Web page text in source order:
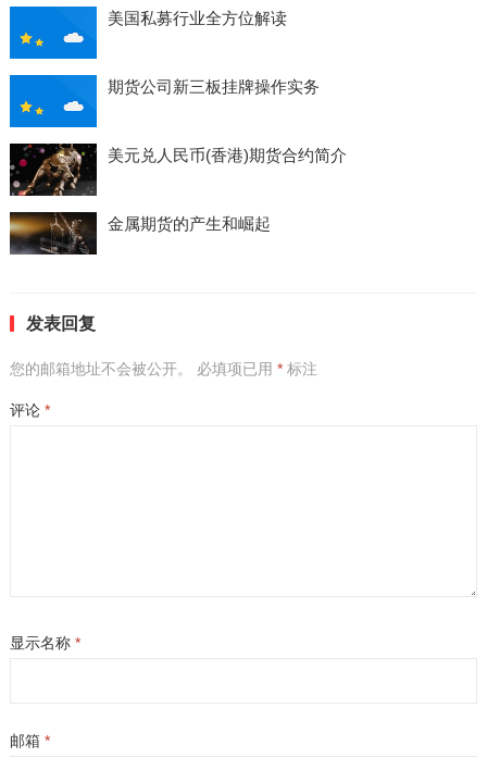
美国私募行业全方位解读
期货公司新三板挂牌操作实务
美元兑人民币(香港)期货合约简介
金属期货的产生和崛起
发表回复
您的邮箱地址不会被公开。 必填项已用 *标注
评论 *
显示名称 *
邮箱 *